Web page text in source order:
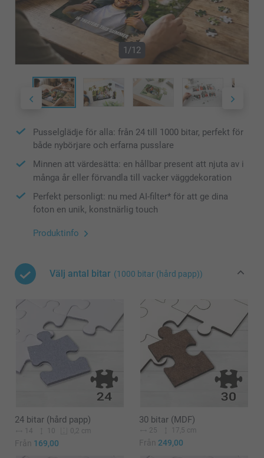
1/12
Pusselglädje för alla: från 24 till 1000 bitar, perfekt för
både nybörjare och erfarna pusslare
Minnen att värdesätta: en hållbar present att njuta av i
många år eller förvandla till vacker väggdekoration
Perfekt personligt: nu med AI-filter* för att ge dina
foton en unik, konstnärlig touch
Produktinfo
Välj antal bitar (1000 bitar (hård papp))
24 bitar (hård papp)
14 10 0,2 cm
Från 169,00
30 bitar (MDF)
25 17,5 cm
Från 249,00